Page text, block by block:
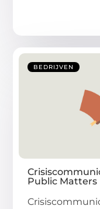
BEDRIJVEN
Public Matters